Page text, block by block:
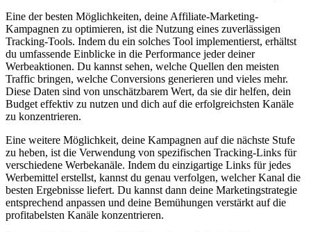
Eine der besten Möglichkeiten, ⁢deine Affiliate-Marketing-
Kampagnen⁣ zu optimieren,‍ ist die Nutzung​ eines zuverlässigen
Tracking-Tools. Indem ⁢du ein⁣ solches ‌Tool implementierst,​ erhältst
⁤du umfassende Einblicke in ‍die Performance⁢ jeder deiner‍
Werbeaktionen.‌ Du kannst sehen, welche Quellen den ⁤meisten
Traffic bringen,‌ welche Conversions‌ generieren ​und vieles mehr.
Diese Daten sind von​ unschätzbarem ⁢Wert, da sie dir ⁣helfen, dein
Budget effektiv zu nutzen und‌ dich auf die erfolgreichsten ​Kanäle
zu konzentrieren.
Eine weitere⁣ Möglichkeit, ⁢deine⁢ Kampagnen auf die ‍nächste Stufe
zu ​heben,‍ ist die Verwendung⁣ von ⁤spezifischen⁢ Tracking-Links⁣ für
verschiedene Werbekanäle. Indem du⁢ einzigartige Links für jedes
Werbemittel⁤ erstellst,⁣ kannst du genau verfolgen, welcher Kanal die
besten⁣ Ergebnisse liefert. Du⁣ kannst⁣ dann deine Marketingstrategie‌
entsprechend ‌anpassen und deine Bemühungen verstärkt auf die
profitabelsten Kanäle konzentrieren.